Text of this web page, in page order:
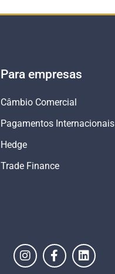
Para empresas
Câmbio Comercial
Pagamentos Internacionais
Hedge
Trade Finance